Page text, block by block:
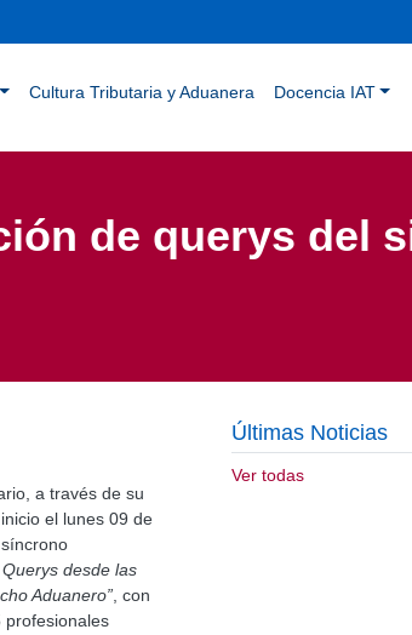
Cultura Tributaria y Aduanera Docencia IAT
de querys del
a través de su
el lunes 09 de
desde las
Aduanero” , con
profesionales
Últimas Noticias
Ver todas